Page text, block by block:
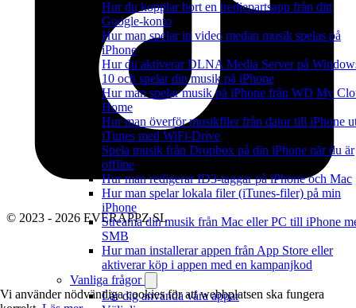
Hur du kopplar bort en tredjepartsapp från ditt
Google-konto
Hur man spelar in video medan musik spelas på
iPhone
Hur du aktiverar DLNA Media Server på
10 och spelar din musik på iPhone
Hur man spelar musik på iPhone från WD My
Home
Hur man överför musikfiler från dator till iPhone
iTunes med WiFi-Drive
Spela musik från Dropbox på din iPhone när du är
offline
Hur man redigerar ID3-taggar på iPhone och Mac
Hur man spelar lokala filer (iTunes-filer) på min
iPhone
Streama din musik från Mac eller PC till iPhone
SMB
Hur man installerar appen från App Store eller
aktiverar köp i appen med en kampanjkod
Vanliga frågor
Lär dig använda våra appar
Vi använder nödvändiga cookies för att webbplatsen ska fungera
© 2023 - 2026 EVERAPPZ SL